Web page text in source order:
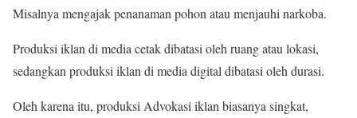
Misalnya mengajak penanaman pohon atau menjauhi narkoba.
Produksi iklan di media cetak dibatasi oleh ruang atau lokasi,
sedangkan produksi iklan di media digital dibatasi oleh durasi.
Oleh karena itu, produksi Advokasi iklan biasanya singkat,